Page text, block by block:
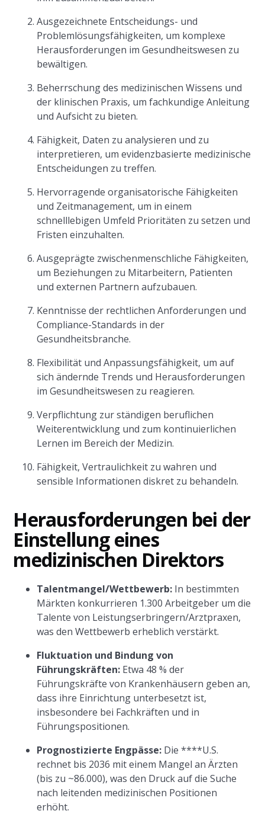
Ausgezeichnete Entscheidungs- und
Problemlösungsfähigkeiten, um komplexe
Herausforderungen im Gesundheitswesen zu
bewältigen.
Beherrschung des medizinischen Wissens und
der klinischen Praxis, um fachkundige Anleitung
und Aufsicht zu bieten.
Fähigkeit, Daten zu analysieren und zu
interpretieren, um evidenzbasierte medizinische
Entscheidungen zu treffen.
Hervorragende organisatorische Fähigkeiten
und Zeitmanagement, um in einem
schnelllebigen Umfeld Prioritäten zu setzen und
Fristen einzuhalten.
Ausgeprägte zwischenmenschliche Fähigkeiten,
um Beziehungen zu Mitarbeitern, Patienten
und externen Partnern aufzubauen.
Kenntnisse der rechtlichen Anforderungen und
Compliance-Standards in der
Gesundheitsbranche.
Flexibilität und Anpassungsfähigkeit, um auf
sich ändernde Trends und Herausforderungen
im Gesundheitswesen zu reagieren.
Verpflichtung zur ständigen beruflichen
Weiterentwicklung und zum kontinuierlichen
Lernen im Bereich der Medizin.
Fähigkeit, Vertraulichkeit zu wahren und
sensible Informationen diskret zu behandeln.
Herausforderungen bei der
Einstellung eines
medizinischen Direktors
Talentmangel/Wettbewerb: In bestimmten
Märkten konkurrieren 1.300 Arbeitgeber um die
Talente von Leistungserbringern/Arztpraxen,
was den Wettbewerb erheblich verstärkt.
Fluktuation und Bindung von
Führungskräften: Etwa 48 % der
Führungskräfte von Krankenhäusern geben an,
dass ihre Einrichtung unterbesetzt ist,
insbesondere bei Fachkräften und in
Führungspositionen.
Prognostizierte Engpässe: Die ****U.S.
rechnet bis 2036 mit einem Mangel an Ärzten
(bis zu ~86.000), was den Druck auf die Suche
nach leitenden medizinischen Positionen
erhöht.